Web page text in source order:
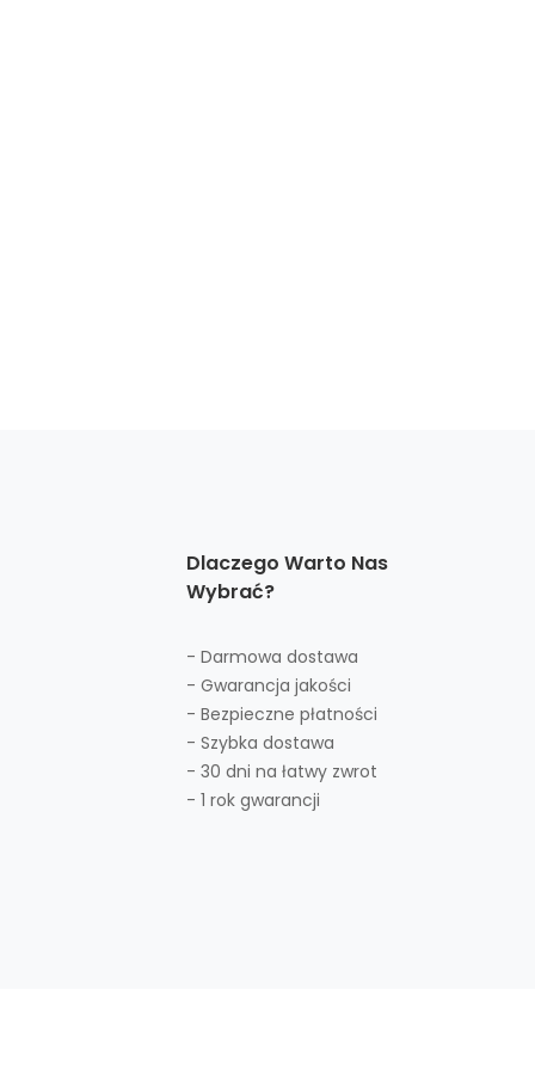
Dlaczego Warto Nas
Wybrać?
- Darmowa dostawa
- Gwarancja jakości
- Bezpieczne płatności
- Szybka dostawa
- 30 dni na łatwy zwrot
- 1 rok gwarancji